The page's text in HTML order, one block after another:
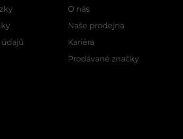
O nás
Naše prodejna
Kariéra
Prodávané značky